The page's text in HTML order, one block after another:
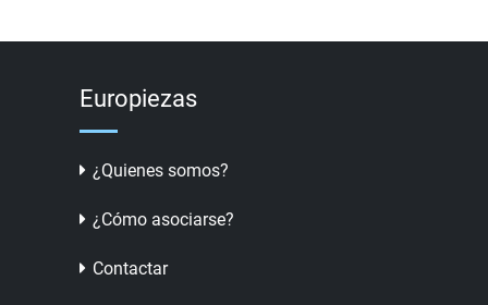
Europiezas
¿Quienes somos?
¿Cómo asociarse?
Contactar